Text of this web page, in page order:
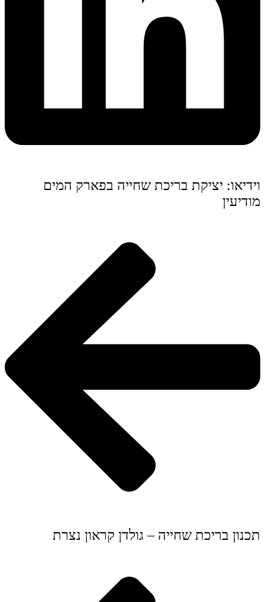
וידיאו: יציקת בריכת שחייה בפארק המים
מודיעין
תכנון בריכת שחייה – גולדן קראון נצרת